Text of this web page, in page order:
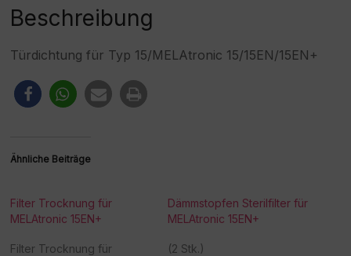
Beschreibung
Türdichtung für Typ 15/MELAtronic 15/15EN/15EN+
Ähnliche Beiträge
Filter Trocknung für
MELAtronic 15EN+
Filter Trocknung für
Dämmstopfen Sterilfilter für
MELAtronic 15EN+
(2 Stk.)